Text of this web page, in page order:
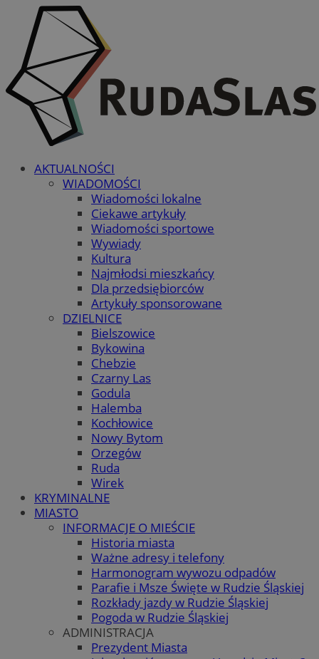
AKTUALNOŚCI
WIADOMOŚCI
Wiadomości lokalne
Ciekawe artykuły
Wiadomości sportowe
Wywiady
Kultura
Najmłodsi mieszkańcy
Dla przedsiębiorców
Artykuły sponsorowane
DZIELNICE
Bielszowice
Bykowina
Chebzie
Czarny Las
Godula
Halemba
Kochłowice
Nowy Bytom
Orzegów
Ruda
Wirek
KRYMINALNE
MIASTO
INFORMACJE O MIEŚCIE
Historia miasta
Ważne adresy i telefony
Harmonogram wywozu odpadów
Parafie i Msze Święte w Rudzie Śląskiej
Rozkłady jazdy w Rudzie Śląskiej
Pogoda w Rudzie Śląskiej
ADMINISTRACJA
Prezydent Miasta